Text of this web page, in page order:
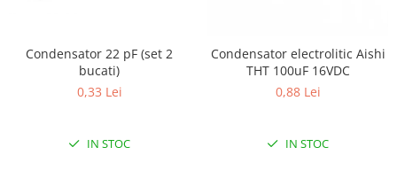
Adaptoare si convertoare
Condensator 22 pF (set 2
bucati)
0,33 Lei
IN STOC
Condensator electrolitic Aishi
THT 100uF 16VDC
0,88 Lei
IN STOC